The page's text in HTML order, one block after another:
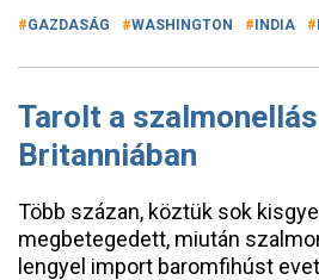
GAZDASÁG WASHINGTON INDIA
Tarolt a
Britanniában
Több százan, köztük sok
megbetegedett, miután
lengyel import baromfihúst